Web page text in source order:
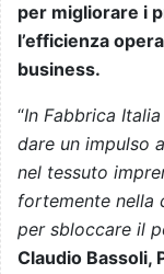
per migliorare i
l’efficienza
business.
“In Fabbrica
dare un impulso
nel tessuto
fortemente nella
per sbloccare il
Claudio Bassoli,